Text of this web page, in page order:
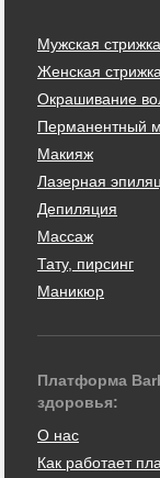
Мужская стрижка
Женская стрижка
Окрашивание
Перманентный
Макияж
Лазерная
Депиляция
Массаж
Тату, пирсинг
Маникюр
Платформа
здоровья:
О нас
Как работает